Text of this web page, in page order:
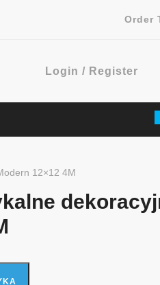
Order
Login / Register
12×12 4M